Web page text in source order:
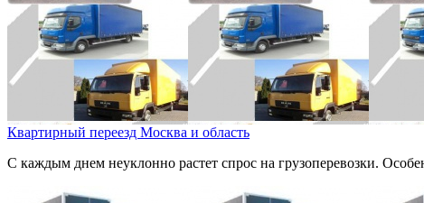
Квартирный переезд Москва и область
С каждым днем неуклонно растет спрос на грузоперевозки.